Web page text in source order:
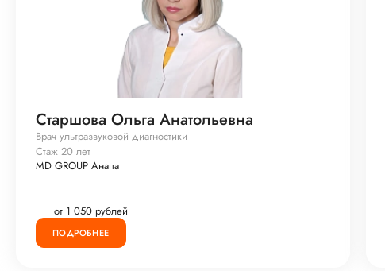
Старшова Ольга Анатольевна
Врач ультразвуковой диагностики
Стаж 20 лет
MD GROUP Анапа
от 1 050 рублей
ПОДРОБНЕЕ